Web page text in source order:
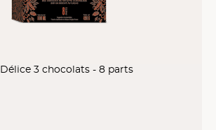
Délice 3 chocolats - 8 parts